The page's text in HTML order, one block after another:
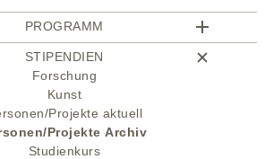
PROGRAMM
STIPENDIEN
Forschung
Kunst
Projekte aktuell
Projekte Archiv
Studienkurs